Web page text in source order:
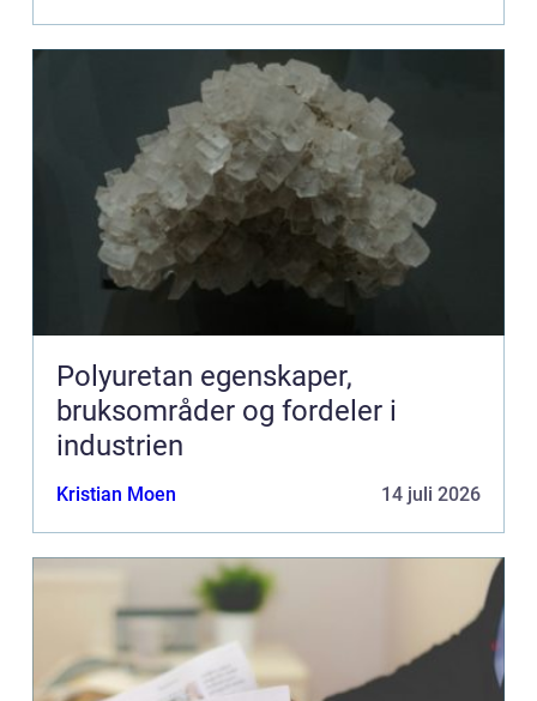
Polyuretan egenskaper,
bruksområder og fordeler i
industrien
Kristian Moen 14 juli 2026